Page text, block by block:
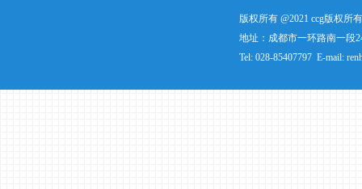
版权所有 @2021 ccg版权所
地址：成都市一环路南一段
Tel: 028-85407797 E-mail: